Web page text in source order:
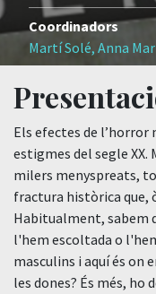
Coordinadors
Martí Solé, Anna
Els efectes de l’horror
estigmes del segle
milers menyspreats,
fractura històrica
Habitualment, sabem
l'hem escoltada o
masculins i aquí és on
les dones? És més, ho